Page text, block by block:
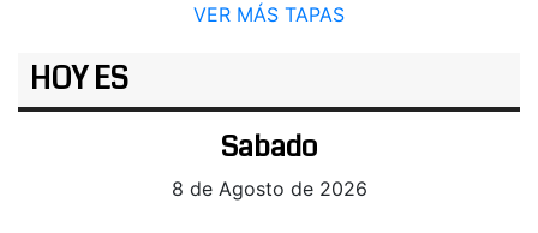
VER MÁS TAPAS
HOY ES
Sabado
8 de Agosto de 2026